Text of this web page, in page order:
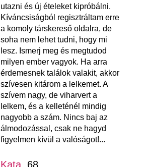
utazni és új ételeket kipróbálni.
Kíváncsiságból regisztráltam erre
a komoly társkereső oldalra, de
soha nem lehet tudni, hogy mi
lesz. Ismerj meg és megtudod
milyen ember vagyok. Ha arra
érdemesnek találok valakit, akkor
szívesen kitárom a lelkemet. A
szívem nagy, de viharvert a
lelkem, és a kelleténél mindig
nagyobb a szám. Nincs baj az
álmodozással, csak ne hagyd
figyelmen kívül a valóságot!...
Kata, 68